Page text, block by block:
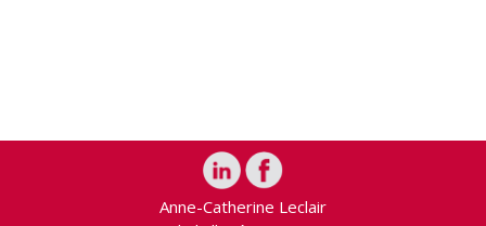
Anne-Catherine Leclair